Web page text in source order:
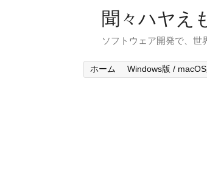
聞々ハヤえ
ソフトウェア開発で、世
ホーム Windows版 /